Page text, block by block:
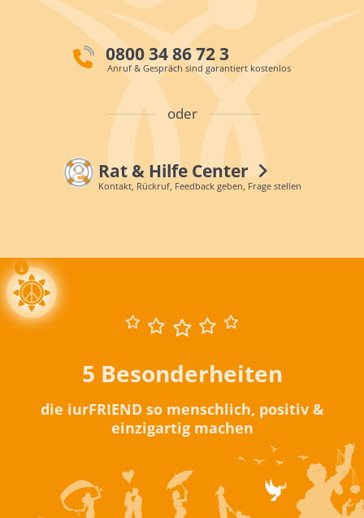
0800 34 86 72 3
Anruf & Gespräch sind garantiert kostenlos
oder
Rat & Hilfe Center
Kontakt, Rückruf, Feedback geben, Frage stellen
5 Besonderheiten
die iurFRIEND so menschlich, positiv &
einzigartig machen